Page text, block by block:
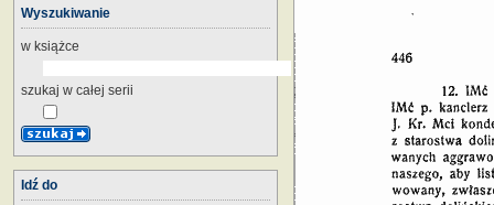
Wyszukiwanie
w książce
szukaj w całej serii
Idź do